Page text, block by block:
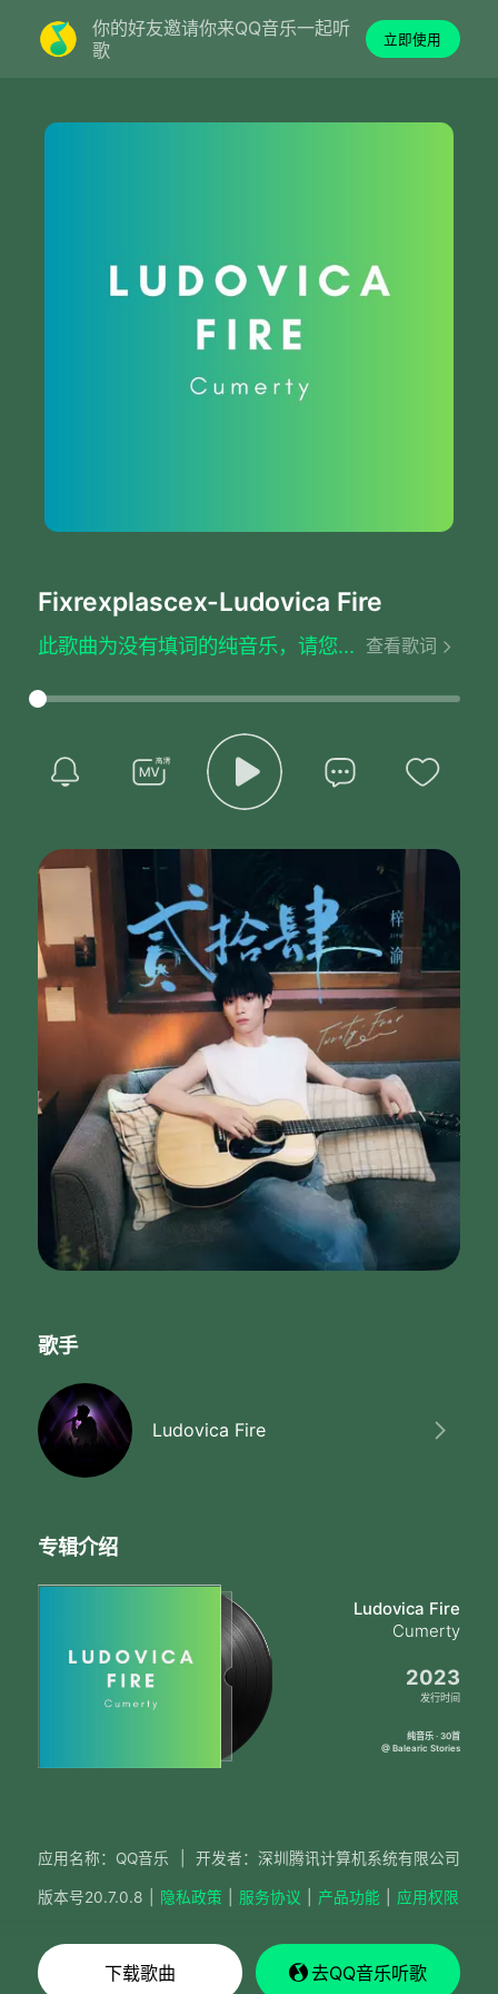
你的好友邀请你来QQ音乐一起听
歌
立即使用
Fixrexplascex-Ludovica Fire
此歌曲为没有填词的纯音乐，请您欣赏 查看歌词
歌手
Ludovica Fire
专辑介绍
Ludovica Fire
Cumerty
2023
发行时间
纯音乐 · 30首
@ Balearic Stories
应用名称：QQ音乐 开发者：深圳腾讯计算机系统有限公司
版本号20.7.0.8 隐私政策 服务协议 产品功能 应用权限
下载歌曲 去QQ音乐听歌